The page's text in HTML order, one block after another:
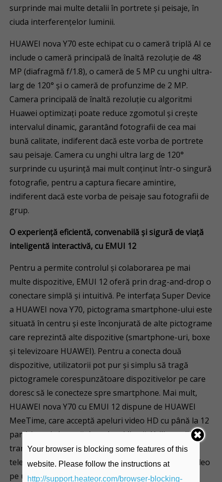
surprinde mai multe detalii în portrete și peisaje, în
ciuda interferențelor luminii.
HUAWEI nova Y70 este echipat cu o cameră triplă AI ce
include o cameră principală de înaltă rezoluție de 48
MP (diafragmă f/1.8), o cameră de 5 MP cu unghi ultra-
larg de 120° și o cameră de profunzime de 2 MP.
Camera principală de înaltă rezoluție cu algoritmi
Huawei optimizați poate reduce zgomotul și crește
intervalul dinamic, garantând fotografii de cea mai
bună calitate, indiferent dacă este vorba de portrete
sau peisaje. Camera cu unghi ultra larg de 120°
surprinde cu ușurință mai mult conținut într-o singură
fotografie, pentru a captura fiecare amintire,
indiferent dacă este vorba de peisaje sau fotografii de
grup.
O experiență eficientă, convenabilă și sigură de viață
inteligentă interactivă, cu EMUI 12
Pentru a permite controlul și colaborarea pe mai
multe dispozitive, EMUI 12 oferă prin drag-and-drop o
conectare simplă și intuitivă. Pe interfața Super Device
a HUAWEI nova Y70, pictograma smartphone-ului este
situată în centru și este înconjurată de alte pictograme
care reprezintă alte dispozitive (smartphone-uri, boxe
și televizoare HUAWEI). Pentru a conecta două
dispozitive, utilizatorii pot pur și simplu să tragă
pictogramele corespunzătoare dispozitivelor pe care
doresc să le conecteze spre smartphone. Mai mult,
HUAWEI nova Y70 cu EMUI 12 dispune de HUAWEI
MeeTime, care acceptă apeluri video HD cu până la 12
participanți și o rată de cadre ridicată. Utilizatorii pot
transfera apelurile MeeTime de pe telefon pe un
televizor HUAWEI pentru a se bucura de un apel video
pe un ecran mai mare.
Your browser is blocking some features of this
website. Please follow the instructions at
http://support.heateor.com/browser-blocking-